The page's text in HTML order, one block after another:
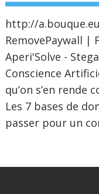
http://
RemovePaywall |
Aperi'Solve -
Conscience
qu’on s’en rende
Les 7 bases de
passer pour un